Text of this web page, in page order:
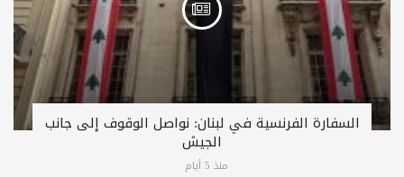
السفارة الفرنسية في لبنان: نواصل الوقوف إلى جانب
الجيش
منذ 5 أيام